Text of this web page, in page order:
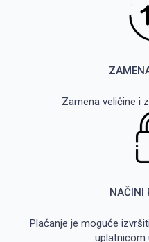
Zamena veličine i
NAČINI
Plaćanje je moguće
uplatnicom